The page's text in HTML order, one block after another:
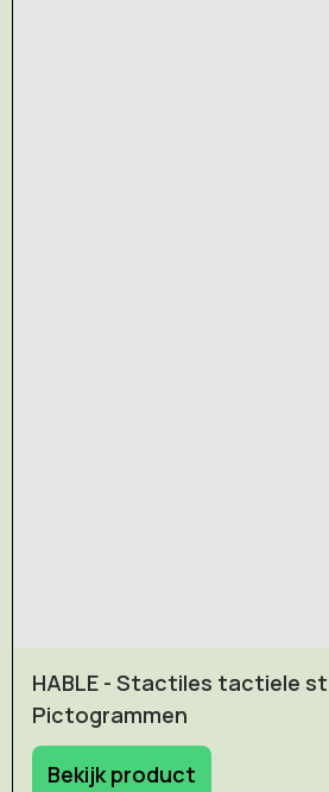
HABLE - Stactiles tactiele
Pictogrammen
Bekijk product